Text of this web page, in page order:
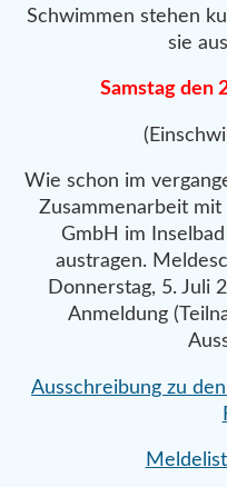
Schwimmen stehen
sie
Samstag den
Wie schon im
Zusammenarbeit
GmbH im
austragen.
Donnerstag, 5. Juli
Anmeldung
Ausschreibung zu